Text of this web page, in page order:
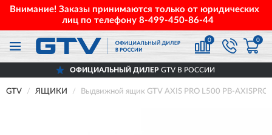
Внимание! Заказы принимаются только от юридических
лиц по телефону 8-499-450-86-44
0 0
ОФИЦИАЛЬНЫЙ ДИЛЕР GTV В РОССИИ
GTV ЯЩИКИ Выдвижной ящик GTV AXIS PRO L500 PB-